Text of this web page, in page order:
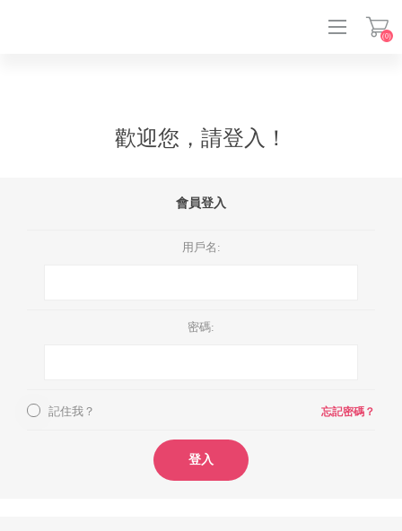
(0)
歡迎您，請登入！
會員登入
用戶名:
密碼:
記住我？ 忘記密碼？
登入